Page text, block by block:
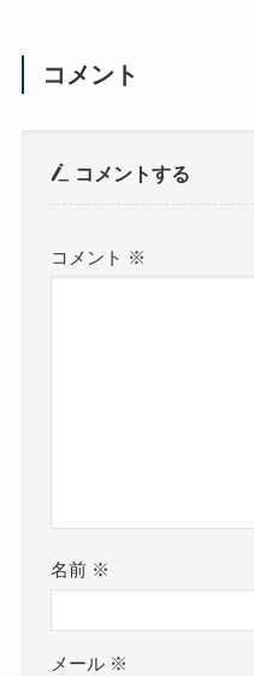
コメント
コメントする
コメント ※
名前 ※
メール ※